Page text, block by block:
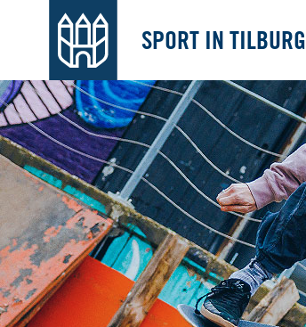
SPORT IN TILBURG